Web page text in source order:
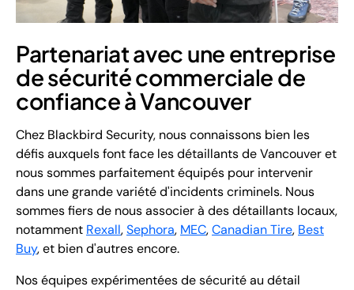
Partenariat avec une entreprise
de sécurité commerciale de
confiance à Vancouver
Chez Blackbird Security, nous connaissons bien les
défis auxquels font face les détaillants de Vancouver et
nous sommes parfaitement équipés pour intervenir
dans une grande variété d'incidents criminels. Nous
sommes fiers de nous associer à des détaillants locaux,
notamment Rexall,Sephora, MEC,Canadian Tire, Best
Buy, et bien d'autres encore.
Nos équipes expérimentées de sécurité au détail